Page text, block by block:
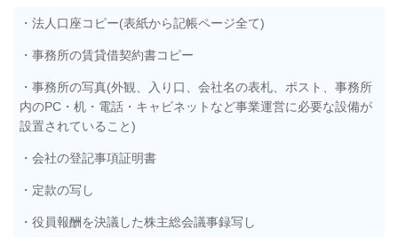
・法人口座コピー(表紙から記帳ページ全て)
・事務所の賃貸借契約書コピー
・事務所の写真(外観、入り口、会社名の表札、ポスト、事務所
内のPC・机・電話・キャビネットなど事業運営に必要な設備が
設置されていること)
・会社の登記事項証明書
・定款の写し
・役員報酬を決議した株主総会議事録写し